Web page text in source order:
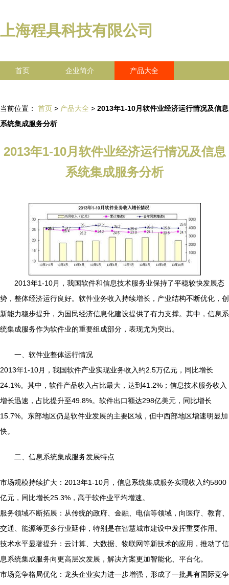
上海程具科技有限公司
首页 企业简介 产品大全
当前位置： 首页 > 产品大全 > 2013年1-10月软件业经济运行情况及信息
系统集成服务分析
2013年1-10月软件业经济运行情况及信息
系统集成服务分析
2013年1-10月，我国软件和信息技术服务业保持了平稳较快发展态
势，整体经济运行良好。软件业务收入持续增长，产业结构不断优化，创
新能力稳步提升，为国民经济信息化建设提供了有力支撑。其中，信息系
统集成服务作为软件业的重要组成部分，表现尤为突出。
一、软件业整体运行情况
2013年1-10月，我国软件产业实现业务收入约2.5万亿元，同比增长
24.1%。其中，软件产品收入占比最大，达到41.2%；信息技术服务收入
增长迅速，占比提升至49.8%。软件出口额达298亿美元，同比增长
15.7%。东部地区仍是软件业发展的主要区域，但中西部地区增速明显加
快。
二、信息系统集成服务发展特点
市场规模持续扩大：2013年1-10月，信息系统集成服务实现收入约5800
亿元，同比增长25.3%，高于软件业平均增速。
服务领域不断拓展：从传统的政府、金融、电信等领域，向医疗、教育、
交通、能源等更多行业延伸，特别是在智慧城市建设中发挥重要作用。
技术水平显著提升：云计算、大数据、物联网等新技术的应用，推动了信
息系统集成服务向更高层次发展，解决方案更加智能化、平台化。
市场竞争格局优化：龙头企业实力进一步增强，形成了一批具有国际竞争